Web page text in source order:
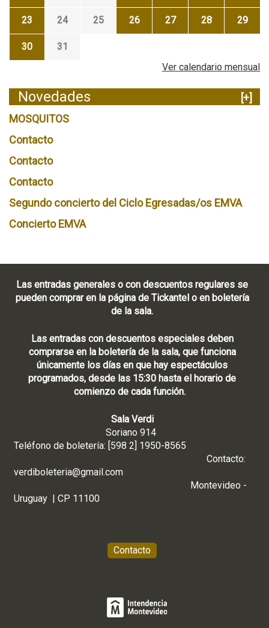
23 24 25 26 27 28 29
30
31
Ver calendario mensual
Novedades
[+]
MOSQUITOS
Contacto
Contacto
Contacto
Segundo concierto del Ciclo Egresadas/os EMVA
Concierto EMVA
Las entradas generales o con descuentos regulares se
pueden comprar en la página de Tickantel o en boletería
de la sala.
Las entradas con descuentos especiales deben
comprarse en la boletería de la sala, que funciona
únicamente los días en que hay espectáculos
programados, desde las 15:30 hasta el horario de
comienzo de cada función.
Sala Verdi
Soriano 914
Teléfono de boletería: [598 2] 1950-8565
Contacto:
verdiboleteria@gmail.com
Montevideo -
Uruguay | CP 11100
Contacto